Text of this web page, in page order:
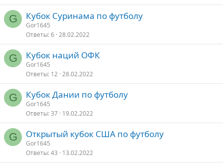
G Кубок Суринама по футболу
Gor1645
Ответы 6 28.02.2022
G Кубок наций ОФК
Gor1645
Ответы 12 28.02.2022
G Кубок Дании по футболу
Gor1645
Ответы 37 19.02.2022
G Открытый кубок США по футболу
Gor1645
Ответы 43 13.02.2022